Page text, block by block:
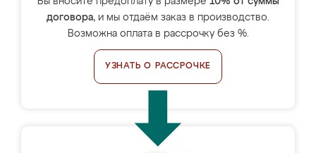
договора, и мы отдаём заказ в производство.
Возможна оплата в рассрочку без %.
УЗНАТЬ О РАССРОЧКЕ